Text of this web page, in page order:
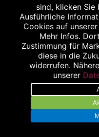
BLEIBEN SIE
Melden Sie sich
sind, klicken Sie
Ausführliche
Cookies auf
Mehr Infos.
Zustimmung für
diese in die
widerrufen.
unserer